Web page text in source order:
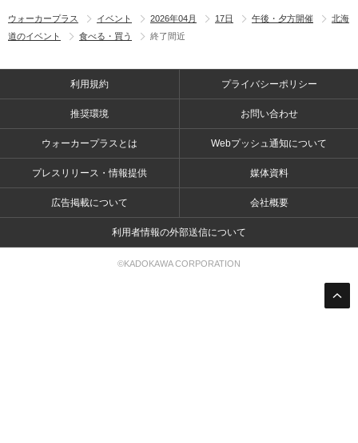
ウォーカープラス イベント 2026年04月 17日 午後・夕方開催
北海
道のイベント
食べる・買う 終了間近
利用規約 プライバシーポリシー
推奨環境 お問い合わせ
ウォーカープラスとは Webプッシュ通知について
プレスリリース・情報提供 媒体資料
広告掲載について 会社概要
利用者情報の外部送信について
©KADOKAWA CORPORATION